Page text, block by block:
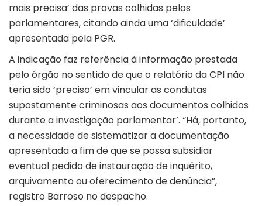
mais precisa’ das provas colhidas pelos
parlamentares, citando ainda uma ‘dificuldade’
apresentada pela PGR.
A indicação faz referência à informação prestada
pelo órgão no sentido de que o relatório da CPI não
teria sido ‘preciso’ em vincular as condutas
supostamente criminosas aos documentos colhidos
durante a investigação parlamentar’. “Há, portanto,
a necessidade de sistematizar a documentação
apresentada a fim de que se possa subsidiar
eventual pedido de instauração de inquérito,
arquivamento ou oferecimento de denúncia”,
registro Barroso no despacho.